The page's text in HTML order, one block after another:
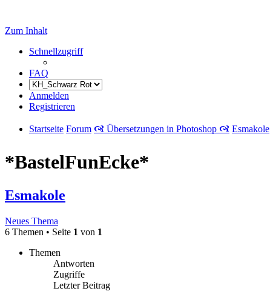
Zum Inhalt
Schnellzugriff
FAQ
Anmelden
Registrieren
Startseite Forum 🙧 Übersetzungen in Photoshop 🙧 Esmakole
*BastelFunEcke*
Esmakole
Neues Thema
6 Themen • Seite 1 von 1
Themen
Antworten
Zugriffe
Letzter Beitrag